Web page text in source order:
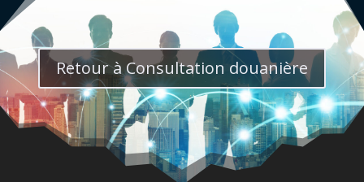
Retour à Consultation douanière